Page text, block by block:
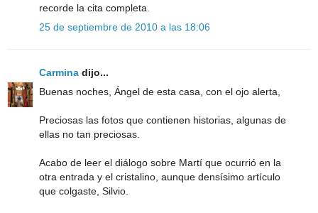
recorde la cita completa.
25 de septiembre de 2010 a las 18:06
Carmina dijo...
Buenas noches, Ángel de esta casa, con el ojo alerta,
Preciosas las fotos que contienen historias, algunas de
ellas no tan preciosas.
Acabo de leer el diálogo sobre Martí que ocurrió en la
otra entrada y el cristalino, aunque densísimo artículo
que colgaste, Silvio.